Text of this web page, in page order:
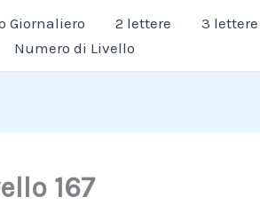
Giornaliero 2 lettere 3 lettere
Numero di Livello
167